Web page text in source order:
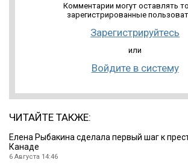
Комментарии могут оставлять
зарегистрированные
Зарегистрируйтесь
или
Войдите в систему
ЧИТАЙТЕ ТАКЖЕ:
Елена Рыбакина сделала первый шаг к
Канаде
6 Августа 14:46